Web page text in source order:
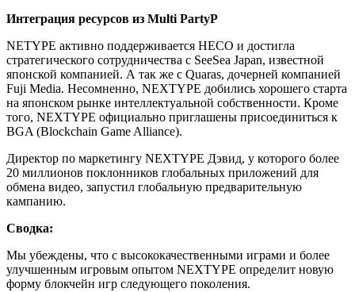
Интеграция ресурсов из Multi PartyP
NETYPE активно поддерживается HECO и достигла
стратегического сотрудничества с SeeSea Japan, известной
японской компанией. А так же с Quaras, дочерней компанией
Fuji Media. Несомненно, NEXTYPE добились хорошего старта
на японском рынке интеллектуальной собственности. Кроме
того, NEXTYPE официально приглашены присоединиться к
BGA (Blockchain Game Alliance).
Директор по маркетингу NEXTYPE Дэвид, у которого более
20 миллионов поклонников глобальных приложений для
обмена видео, запустил глобальную предварительную
кампанию.
Сводка:
Мы убеждены, что с высококачественными играми и более
улучшенным игровым опытом NEXTYPE определит новую
форму блокчейн игр следующего поколения.